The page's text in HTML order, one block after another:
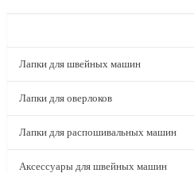
Лапки для швейных машин
Лапки для оверлоков
Лапки для распошивальных машин
Аксессуары для швейных машин